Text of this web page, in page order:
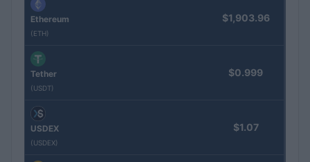
Ethereum
(ETH)
$1,903.96
Tether
(USDT)
$0.999
USDEX
(USDEX)
$1.07